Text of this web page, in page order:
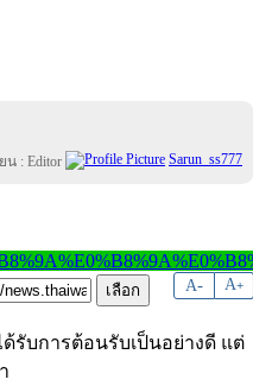
Sarun_ss777
A- A+
บการต้อนรับเป็นอย่างดี แต่